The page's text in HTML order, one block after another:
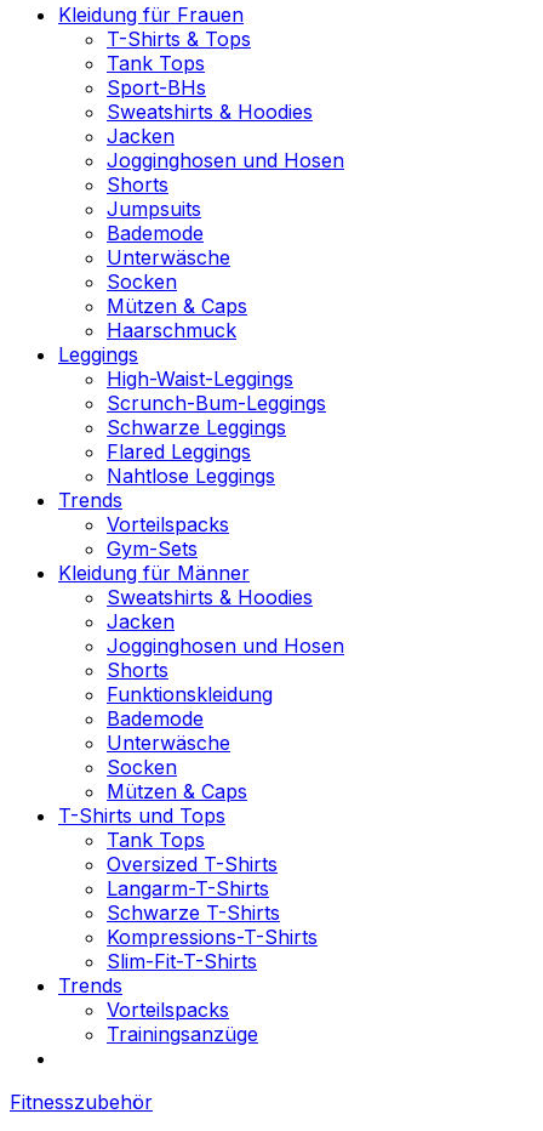
Kleidung für Frauen
T-Shirts & Tops
Tank Tops
Sport-BHs
Sweatshirts & Hoodies
Jacken
Jogginghosen und Hosen
Shorts
Jumpsuits
Bademode
Unterwäsche
Socken
Mützen & Caps
Haarschmuck
Leggings
High-Waist-Leggings
Scrunch-Bum-Leggings
Schwarze Leggings
Flared Leggings
Nahtlose Leggings
Trends
Vorteilspacks
Gym-Sets
Kleidung für Männer
Sweatshirts & Hoodies
Jacken
Jogginghosen und Hosen
Shorts
Funktionskleidung
Bademode
Unterwäsche
Socken
Mützen & Caps
T-Shirts und Tops
Tank Tops
Oversized T-Shirts
Langarm-T-Shirts
Schwarze T-Shirts
Kompressions-T-Shirts
Slim-Fit-T-Shirts
Trends
Vorteilspacks
Trainingsanzüge
Fitnesszubehör